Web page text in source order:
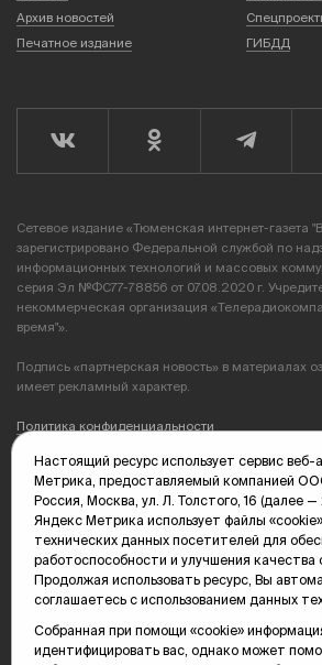
Архив новостей
Печатное издание
ГИБДД
Сетевое издание «Тюменская интернет-газета
зарегистрировано Федеральной службой по
информационных технологий и массовых
серия Эл №ФС77-78856 от 07.08.2020 г.
некоммерческая организация
время"».
Подпись «партнерская новость» в материалах
имеет рекламный характер.
Политика конфиденциальности
Редакция: 625035, Тюмень, пр.
(3452) 68-89-05
edit@vsluh.ru
Главный редактор: Панкина Т.Ю.
kika@vsluh.ru
По вопросам рекламы:
(3452) 68-89-78
kotovaev@sibinformburo.ru
Настоящий ресурс использует сервис
Метрика, предоставляемый компанией
Россия, Москва, ул. Л. Толстого, 16 (далее
Яндекс Метрика использует файлы
технических данных посетителей для
работоспособности и улучшения качества
Продолжая использовать ресурс, Вы
соглашаетесь с использованием данных
Собранная при помощи «cookie»
идентифицировать вас, однако может